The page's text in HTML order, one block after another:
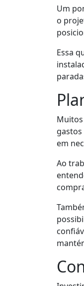
Um
o
Essa
gastos
em
Ao